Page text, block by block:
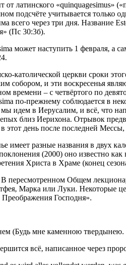
от латинского «quinquagesimus»
подсчёте учитывается только
всего через три дня.
(Пс 30:3б).
может наступить 1 февраля, а
католической церкви сроки
собором, и эти воскресенья
времени – с четвёртого по
по-прежнему соблюдается в
мы идем в Иерусалим, и всё, что
близ Иерихона. Отрывок
этот день после последней
имеет разные названия в двух
(2000) оно известно
Христа в Храме (конец
пересмотренном Общем
Марка или Луки. Некоторые
Преображения Господня».
(Будь мне каменною
всё, написанное через